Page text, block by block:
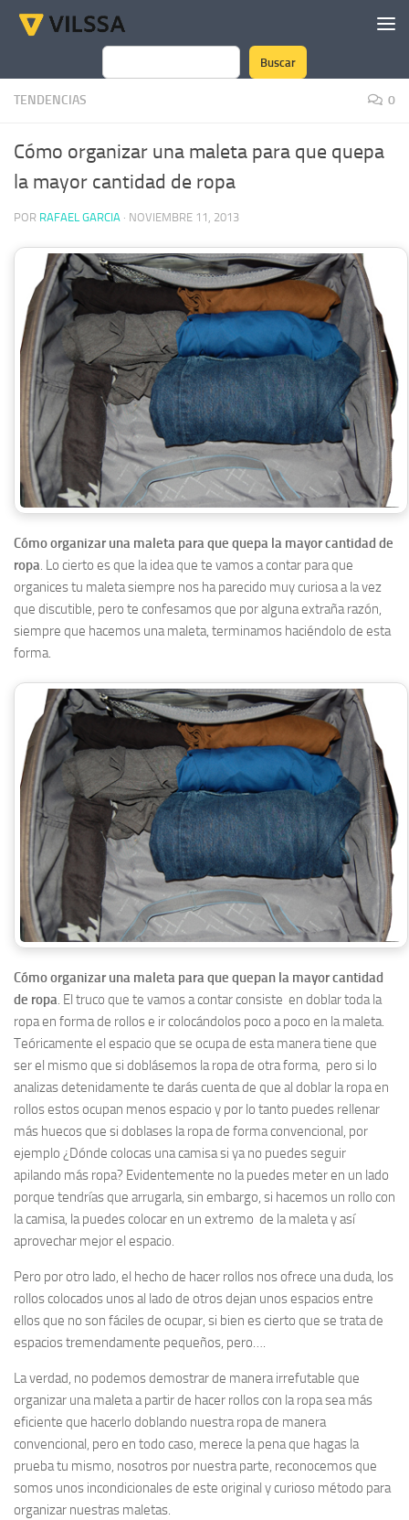
Saltar al contenido
Buscar
Buscar
TENDENCIAS 0
Cómo organizar una maleta para que quepa
la mayor cantidad de ropa
POR RAFAEL GARCIA · NOVIEMBRE 11, 2013
Cómo organizar una maleta para que quepa la mayor cantidad de
ropa. Lo cierto es que la idea que te vamos a contar para que
organices tu maleta siempre nos ha parecido muy curiosa a la vez
que discutible, pero te confesamos que por alguna extraña razón,
siempre que hacemos una maleta, terminamos haciéndolo de esta
forma.
Cómo organizar una maleta para que quepan la mayor cantidad
de ropa. El truco que te vamos a contar consiste en doblar toda la
ropa en forma de rollos e ir colocándolos poco a poco en la maleta.
Teóricamente el espacio que se ocupa de esta manera tiene que
ser el mismo que si doblásemos la ropa de otra forma, pero si lo
analizas detenidamente te darás cuenta de que al doblar la ropa en
rollos estos ocupan menos espacio y por lo tanto puedes rellenar
más huecos que si doblases la ropa de forma convencional, por
ejemplo ¿Dónde colocas una camisa si ya no puedes seguir
apilando más ropa? Evidentemente no la puedes meter en un lado
porque tendrías que arrugarla, sin embargo, si hacemos un rollo con
la camisa, la puedes colocar en un extremo de la maleta y así
aprovechar mejor el espacio.
Pero por otro lado, el hecho de hacer rollos nos ofrece una duda, los
rollos colocados unos al lado de otros dejan unos espacios entre
ellos que no son fáciles de ocupar, si bien es cierto que se trata de
espacios tremendamente pequeños, pero….
La verdad, no podemos demostrar de manera irrefutable que
organizar una maleta a partir de hacer rollos con la ropa sea más
eficiente que hacerlo doblando nuestra ropa de manera
convencional, pero en todo caso, merece la pena que hagas la
prueba tu mismo, nosotros por nuestra parte, reconocemos que
somos unos incondicionales de este original y curioso método para
organizar nuestras maletas.